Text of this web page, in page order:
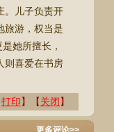
。儿子负责开
旅游，权当是
她所擅长，
则喜爱在书房
打印】【关闭】
更多评论>>